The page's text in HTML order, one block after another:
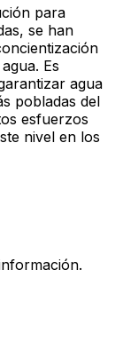
para
se han
Es
agua
pobladas del
esfuerzos
nivel en los